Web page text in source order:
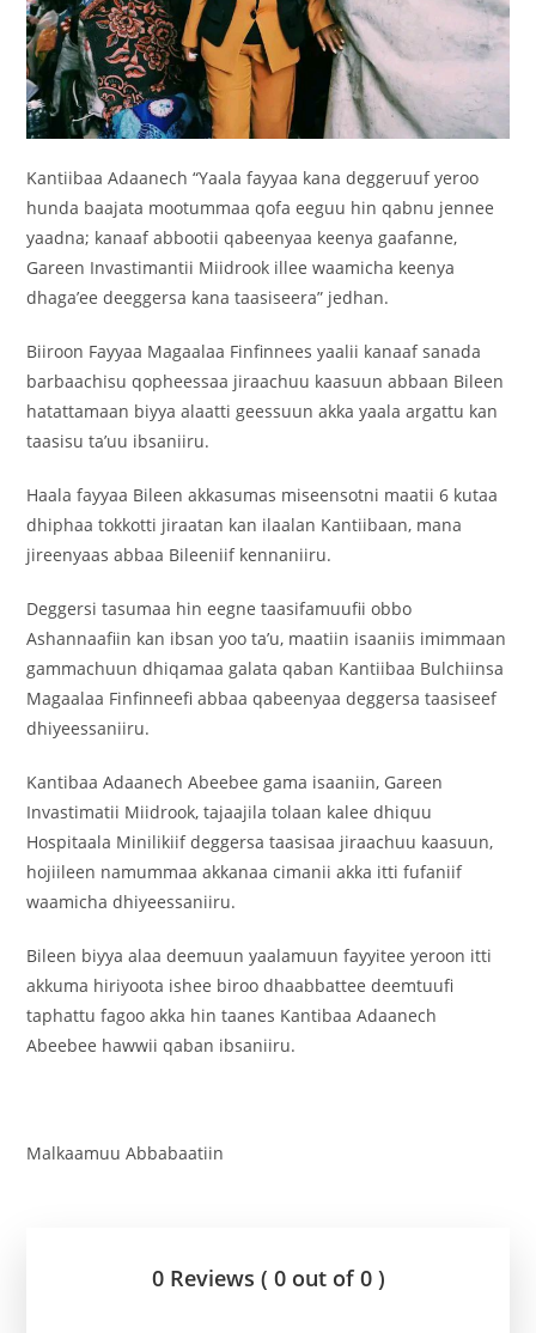
Kantiibaa Adaanech “Yaala fayyaa kana deggeruuf yeroo
hunda baajata mootummaa qofa eeguu hin qabnu jennee
yaadna; kanaaf abbootii qabeenyaa keenya gaafanne,
Gareen Invastimantii Miidrook illee waamicha keenya
dhaga’ee deeggersa kana taasiseera” jedhan.
Biiroon Fayyaa Magaalaa Finfinnees yaalii kanaaf sanada
barbaachisu qopheessaa jiraachuu kaasuun abbaan Bileen
hatattamaan biyya alaatti geessuun akka yaala argattu kan
taasisu ta’uu ibsaniiru.
Haala fayyaa Bileen akkasumas miseensotni maatii 6 kutaa
dhiphaa tokkotti jiraatan kan ilaalan Kantiibaan, mana
jireenyaas abbaa Bileeniif kennaniiru.
Deggersi tasumaa hin eegne taasifamuufii obbo
Ashannaafiin kan ibsan yoo ta’u, maatiin isaaniis imimmaan
gammachuun dhiqamaa galata qaban Kantiibaa Bulchiinsa
Magaalaa Finfinneefi abbaa qabeenyaa deggersa taasiseef
dhiyeessaniiru.
Kantibaa Adaanech Abeebee gama isaaniin, Gareen
Invastimatii Miidrook, tajaajila tolaan kalee dhiquu
Hospitaala Minilikiif deggersa taasisaa jiraachuu kaasuun,
hojiileen namummaa akkanaa cimanii akka itti fufaniif
waamicha dhiyeessaniiru.
Bileen biyya alaa deemuun yaalamuun fayyitee yeroon itti
akkuma hiriyoota ishee biroo dhaabbattee deemtuufi
taphattu fagoo akka hin taanes Kantibaa Adaanech
Abeebee hawwii qaban ibsaniiru.‎
Malkaamuu Abbabaatiin
0 Reviews ( 0 out of 0 )